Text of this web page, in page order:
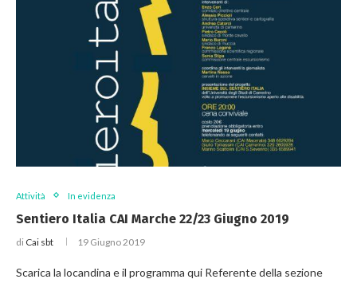
Attività In evidenza
Sentiero Italia CAI Marche 22/23 Giugno 2019
di Cai sbt 19 Giugno 2019
Scarica la locandina e il programma qui Referente della sezione